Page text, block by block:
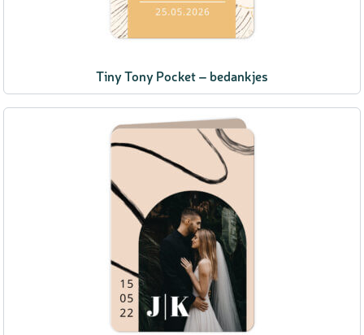
Tiny Tony Pocket – bedankjes